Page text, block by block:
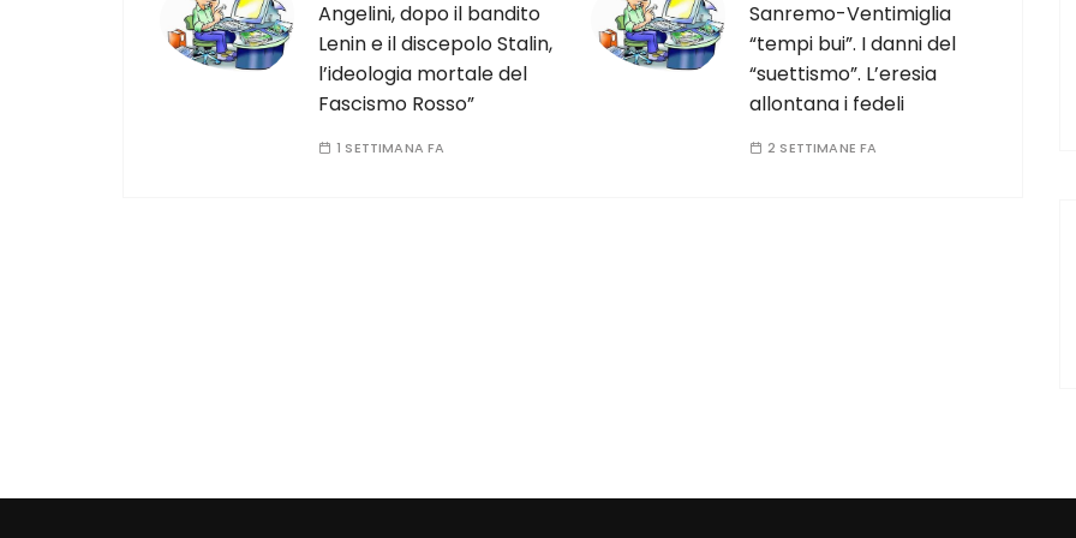
Angelini, dopo il bandito
Lenin e il discepolo Stalin,
l’ideologia mortale del
Fascismo Rosso”
1 SETTIMANA FA
Sanremo-Ventimiglia
“tempi bui”. I danni del
“suettismo”. L’eresia
allontana i fedeli
2 SETTIMANE FA